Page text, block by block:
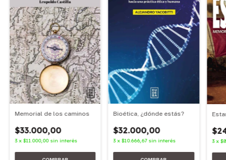
Memorial de los caminos
$33.000,00
3 x $11.000,00 sin interés
Bioética, ¿dónde estás?
$32.000,00
3 x$10.666,67 sin interés 3 x